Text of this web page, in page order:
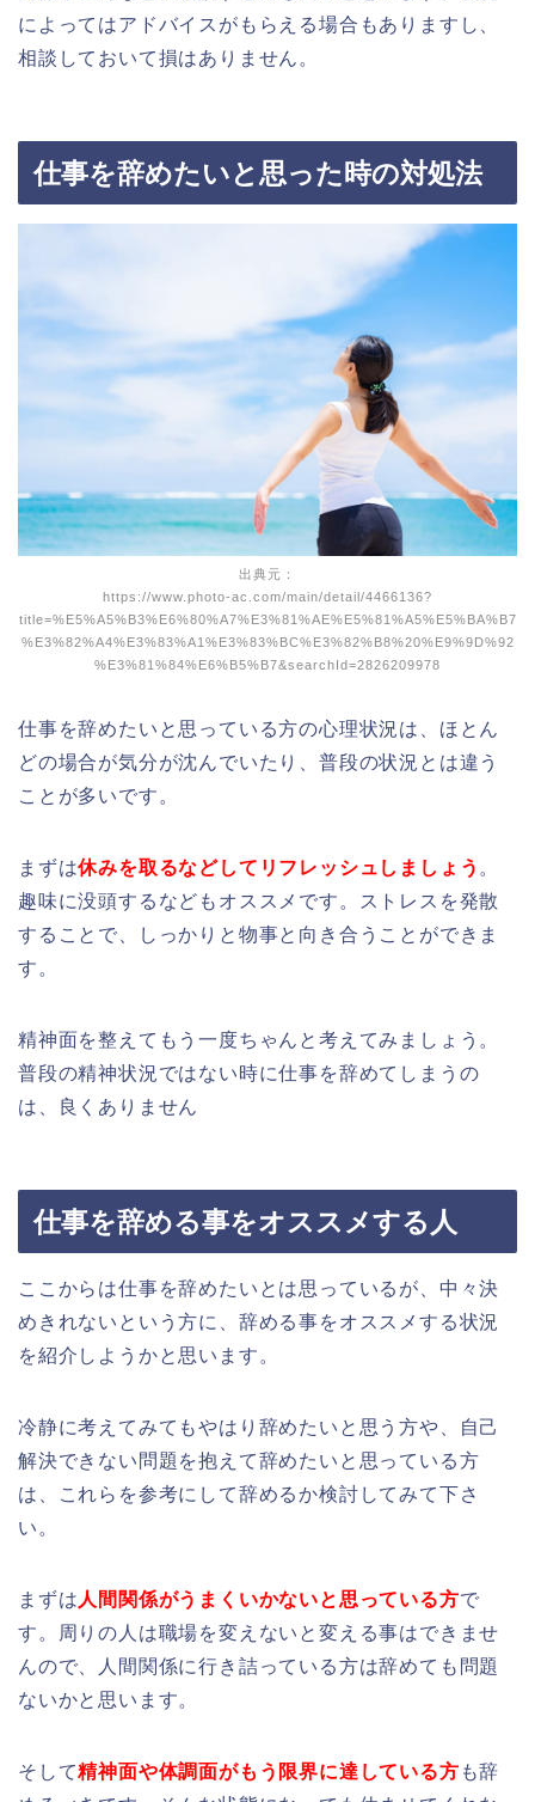
によってはアドバイスがもらえる場合もありますし、
相談しておいて損はありません。
仕事を辞めたいと思った時の対処法
出典元：
https://www.photo-ac.com/main/detail/4466136?
title=%E5%A5%B3%E6%80%A7%E3%81%AE%E5%81%A5%E5%BA%B7
%E3%82%A4%E3%83%A1%E3%83%BC%E3%82%B8%20%E9%9D%92
%E3%81%84%E6%B5%B7&searchId=2826209978
仕事を辞めたいと思っている方の心理状況は、ほとん
どの場合が気分が沈んでいたり、普段の状況とは違う
ことが多いです。
まずは休みを取るなどしてリフレッシュしましょう 。
趣味に没頭するなどもオススメです。ストレスを発散
することで、しっかりと物事と向き合うことができま
す。
精神面を整えてもう一度ちゃんと考えてみましょう。
普段の精神状況ではない時に仕事を辞めてしまうの
は、良くありません
仕事を辞める事をオススメする人
ここからは仕事を辞めたいとは思っているが、中々決
めきれないという方に、辞める事をオススメする状況
を紹介しようかと思います。
冷静に考えてみてもやはり辞めたいと思う方や、自己
解決できない問題を抱えて辞めたいと思っている方
は、これらを参考にして辞めるか検討してみて下さ
い。
まずは 人間関係がうまくいかないと思っている方で
す。周りの人は職場を変えないと変える事はできませ
んので、人間関係に行き詰っている方は辞めても問題
ないかと思います。
そして精神面や体調面がもう限界に達している方 も辞